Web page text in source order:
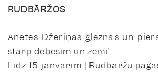
RUDBĀRŽOS
Anetes Džeriņas gleznas un
starp debesīm un zemi”
Līdz 15. janvārim | Rudbāržu